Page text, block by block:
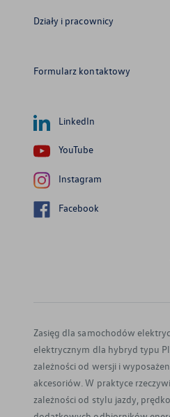
Działy i pracownicy
Formularz kontaktowy
LinkedIn
YouTube
Instagram
Facebook
Zasięg dla samochodów
elektrycznym dla hybryd typu
zależności od wersji i
akcesoriów. W praktyce
zależności od stylu jazdy,